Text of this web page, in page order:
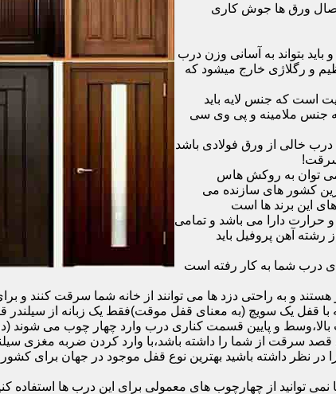
ورق ها جوش کاری
بتواند به آسانی وزن درب
و رگلاژی خارج میشود که
است که جنس لایه باید
جنس ملامینه و پی وی سی
خالی از ورق فولادی باشد
سرقت!
توان به روکش هاس
کشور های سازنده می
این برند ها است
حرارت دارا می باشد و تمامی
آهن پروفیل باید
درب شما به کار رفته است
و به راحتی دزد ها می توانند از خانه شما سرقت کنند و
است و به این طریق کار می کند که با قفل یک سویچ (به معنای قفل موقت)فقط یک
قصد سرقت از شما را داشته باشد،با وارد کردن ضربه مغزی
در نظر داشته باشید بهترین نوع قفل موجود در جهان برای
از چهارچوب های معمولی برای این درب ها استفاده